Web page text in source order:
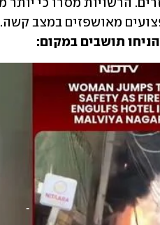
מאושפזים במצב קשה.
תושבים במקום: